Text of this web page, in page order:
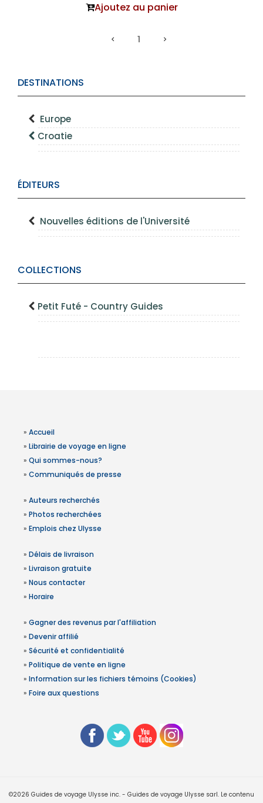
DESTINATIONS
Europe
Croatie
ÉDITEURS
Nouvelles éditions de l'Université
COLLECTIONS
Petit Futé - Country Guides
Ajoutez au panier
1
» Accueil
» Librairie de voyage en ligne
» Qui sommes-nous?
» Communiqués de presse
» Auteurs recherchés
» Photos recherchées
» Emplois chez Ulysse
» Délais de livraison
» Livraison gratuite
» Nous contacter
» Horaire
» Gagner des revenus par l'affiliation
» Devenir affilié
» Sécurité et confidentialité
» Politique de vente en ligne
» Information sur les fichiers témoins (Cookies)
» Foire aux questions
©2026 Guides de voyage Ulysse inc. - Guides de voyage Ulysse sarl. Le contenu